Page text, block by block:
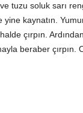
ve tuzu soluk sarı
kaynatın.
çırpın.
beraber çırpın.